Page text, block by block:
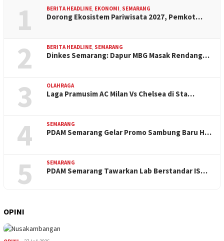
1 BERITA HEADLINE, EKONOMI, SEMARANG
Dorong Ekosistem Pariwisata 2027, Pemkot…
2 BERITA HEADLINE, SEMARANG
Dinkes Semarang: Dapur MBG Masak Rendang…
3 OLAHRAGA
Laga Pramusim AC Milan Vs Chelsea di Sta…
4 SEMARANG
PDAM Semarang Gelar Promo Sambung Baru H…
5 SEMARANG
PDAM Semarang Tawarkan Lab Berstandar IS…
OPINI